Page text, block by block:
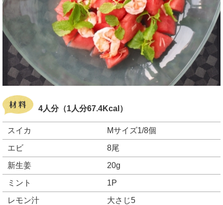
4人分（1人分67.4Kcal）
スイカ Mサイズ1/8個
エビ 8尾
新生姜 20g
ミント 1P
レモン汁 大さじ5